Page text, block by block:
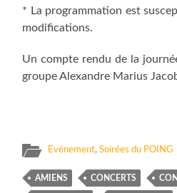
* La programmation est
modifications.
Un compte rendu de la
groupe Alexandre Marius
Evénement,Soirées du POING
AMIENS CONCERTS